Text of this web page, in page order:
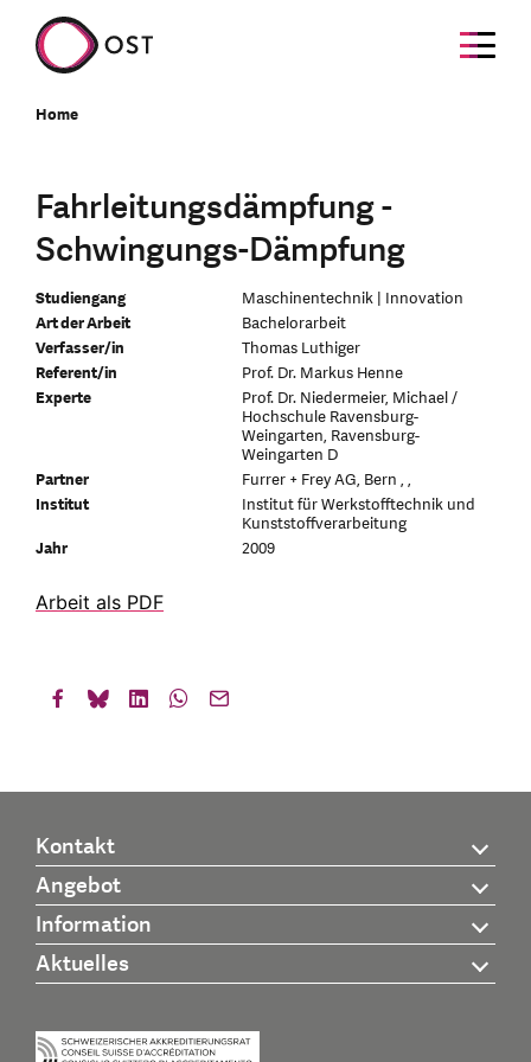
Home
Fahrleitungsdämpfung -
Schwingungs-Dämpfung
Studiengang
Maschinentechnik | Innovation
Art der Arbeit
Bachelorarbeit
Verfasser/in
Thomas Luthiger
Referent/in
Prof. Dr. Markus Henne
Experte
Prof. Dr. Niedermeier, Michael /
Hochschule Ravensburg-
Weingarten, Ravensburg-
Weingarten D
Partner
Furrer + Frey AG, Bern , ,
Institut
Institut für Werkstofftechnik und
Kunststoffverarbeitung
Jahr
2009
Arbeit als PDF
Kontakt
Angebot
Information
Aktuelles